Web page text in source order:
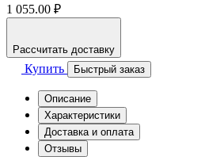
1 055.00 ₽
Рассчитать доставку
Купить Быстрый заказ
Описание
Характеристики
Доставка и оплата
Отзывы